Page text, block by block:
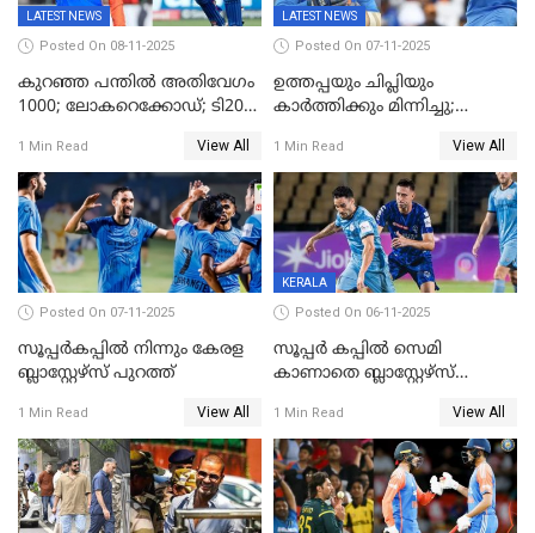
LATEST NEWS
Posted On 08-11-2025
കുറഞ്ഞ പന്തിൽ അതിവേഗം
1000; ലോകറെക്കോഡ്; ടി20
അപൂര്‍വനേട്ടവുമായി
അഭിഷേക് ശർമ
1 Min Read View All
LATEST NEWS
Posted On 07-11-2025
ഉത്തപ്പയും ചിപ്ലിയും
കാർത്തിക്കും മിന്നിച്ചു;
ഇന്ത്യ; ഹോങ്കോങ് സിക്സസ്
ക്രിക്കറ്റ് ടൂർണമെന്റിൽ ജയം
1 Min Read View All
Posted On 07-11-2025
സൂപ്പര്‍കപ്പില്‍ നിന്നും കേരള
ബ്ലാസ്റ്റേഴ്‌സ് പുറത്ത്
1 Min Read View All
KERALA
Posted On 06-11-2025
സൂപ്പർ കപ്പിൽ സെമി
കാണാതെ ബ്ലാസ്റ്റേഴ്സ്
1 Min Read View All